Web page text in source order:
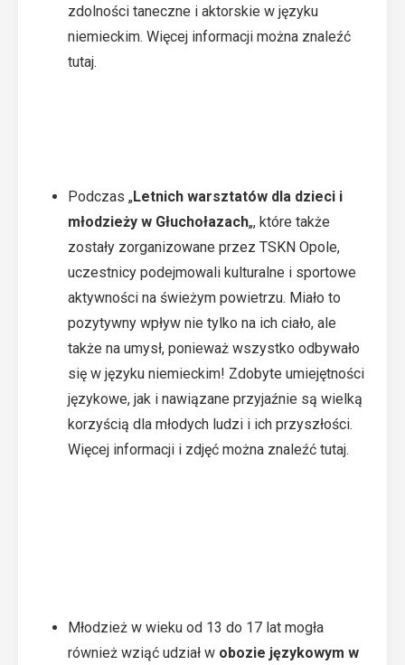
zdolności taneczne i aktorskie w języku
niemieckim. Więcej informacji można znaleźć
tutaj.
Podczas „Letnich warsztatów dla dzieci i
młodzieży w Głuchołazach„, które także
zostały zorganizowane przez TSKN Opole,
uczestnicy podejmowali kulturalne i sportowe
aktywności na świeżym powietrzu. Miało to
pozytywny wpływ nie tylko na ich ciało, ale
także na umysł, ponieważ wszystko odbywało
się w języku niemieckim! Zdobyte umiejętności
językowe, jak i nawiązane przyjaźnie są wielką
korzyścią dla młodych ludzi i ich przyszłości.
Więcej informacji i zdjęć można znaleźć tutaj.
Młodzież w wieku od 13 do 17 lat mogła
również wziąć udział w obozie językowym w